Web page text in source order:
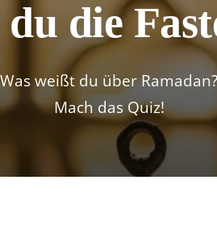
die
Was weißt du über Ramadan?
Mach das Quiz!